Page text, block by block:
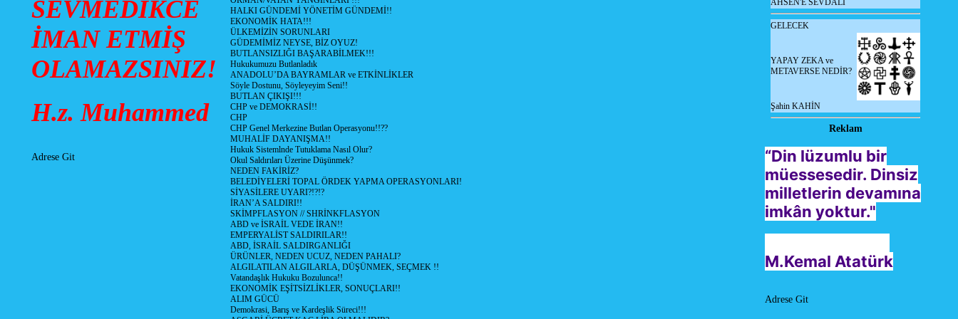
SEVMEDİKCE
İMAN ETMİŞ
OLAMAZSINIZ!
H.z. Muhammed
Adrese Git
HALKI GÜNDEMİ YÖNETİM GÜNDEMİ!!
EKONOMİK HATA!!!
ÜLKEMİZİN SORUNLARI
GÜDEMİMİZ NEYSE, BİZ OYUZ!
BUTLANSIZLIĞI BAŞARABİLMEK!!!
Hukukumuzu Butlanladık
ANADOLU’DA BAYRAMLAR ve ETKİNLİKLER
Söyle Dostunu, Söyleyeyim Seni!!
BUTLAN ÇIKIŞI!!!
CHP ve DEMOKRASİ!!
CHP
CHP Genel Merkezine Butlan Operasyonu!!??
MUHALİF DAYANIŞMA!!
Hukuk Sistemlnde Tutuklama Nasıl Olur?
Okul Saldırıları Üzerine Düşünmek?
NEDEN FAKİRİZ?
BELEDİYELERİ TOPAL ÖRDEK YAPMA OPERASYONLARI!
SİYASİLERE UYARI?!?!?
İRAN’A SALDIRI!!
SKİMPFLASYON // SHRİNKFLASYON
ABD ve İSRAİL VEDE İRAN!!
EMPERYALİST SALDIRILAR!!
ABD, İSRAİL SALDIRGANLIĞI
ÜRÜNLER, NEDEN UCUZ, NEDEN PAHALI?
ALGILATILAN ALGILARLA, DÜŞÜNMEK, SEÇMEK !!
Vatandaşlık Hukuku Bozulunca!!
EKONOMİK EŞİTSİZLİKLER, SONUÇLARI!!
ALIM GÜCÜ
Demokrasi, Barış ve Kardeşlik Süreci!!!
AHSEN'E SEVDALI
GELECEK
YAPAY ZEKA ve
METAVERSE NEDİR?
Şahin KAHİN
Reklam
“Din lüzumlu bir
müessesedir. Dinsiz
milletlerin devamına
imkân yoktur."
M.Kemal Atatürk
Adrese Git